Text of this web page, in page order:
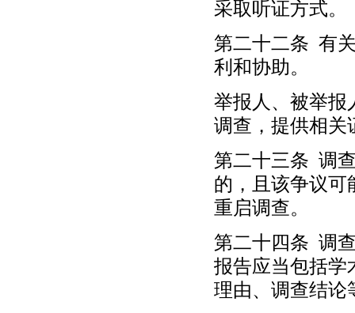
采取听证方式。
第二十二条 有
利和协助。
举报人、被举报
调查，提供相关
第二十三条 调
的，且该争议可
重启调查。
第二十四条 调
报告应当包括学
理由、调查结论